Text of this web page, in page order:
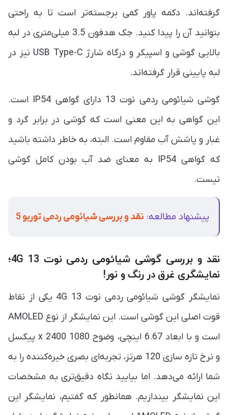
گرفته‌اند. دکمه پاور کمی برجسته‌تر است تا به راحتی
بتوانید آن را پیدا کنید. جک هدفون 3.5 میلی‌متری در لبه
بالایی گوشی و اسپیکر و درگاه شارژ USB Type-C نیز در
لبه پایینی قرار گرفته‌اند.
گوشی شیائومی ردمی نوت 13 دارای گواهی IP54 است.
این گواهی به این معنی است که گوشی در برابر گرد و
غبار و پاشش آب مقاوم است. البته، به خاطر داشته باشید
که گواهی IP54 به معنای ضد آب بودن کامل گوشی
نیست.
پیشنهاد مطالعه: نقد و بررسی شیائومی ردمی توربو 5
نقد و بررسی گوشی شیائومی ردمی نوت 13 4G؛
نمایشگری غرق در رنگ و نور!
نمایشگر گوشی شیائومی ردمی نوت 13 4G یکی از نقاط
قوت اصلی این گوشی است. این نمایشگر از نوع AMOLED
است و با ابعاد 6.67 اینچی، وضوح 1080 x 2400 پیکسل
و نرخ تازه سازی 120 هرتز، تجربه‌ای بصری خیره‌کننده را به
شما ارائه می‌دهد. اما بیایید نگاه دقیق‌تری به مشخصات
این نمایشگر بیندازیم. همانطور که گفتیم، نمایشگر این